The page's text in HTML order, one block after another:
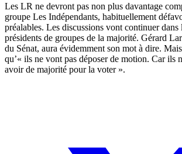
Les LR ne devront pas non plus davantage
groupe Les Indépendants, habituellement
préalables. Les discussions vont continuer dans
présidents de groupes de la majorité. Gérard
du Sénat, aura évidemment son mot à dire.
qu’« ils ne vont pas déposer de motion. Car ils
avoir de majorité pour la voter ».